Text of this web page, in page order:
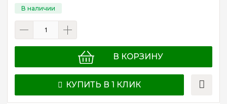
В КОРЗИНУ
КУПИТЬ В 1 КЛИК